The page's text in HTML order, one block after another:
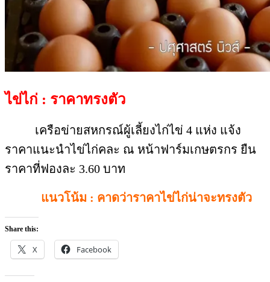
ไข่ไก่ : ราคาทรงตัว
เครือข่ายสหกรณ์ผู้เลี้ยงไก่ไข่ 4 แห่ง แจ้ง
ราคาแนะนำไข่ไก่คละ ณ หน้าฟาร์มเกษตรกร ยืน
ราคาที่ฟองละ 3.60 บาท
แนวโน้ม : คาดว่าราคาไข่ไก่น่าจะทรงตัว
Share this:
X Facebook